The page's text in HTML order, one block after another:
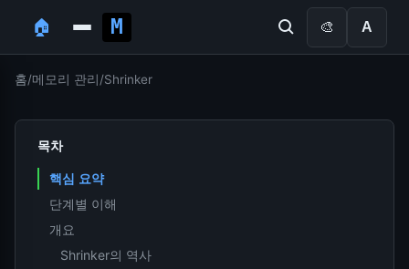
🏠 🎨 A
홈/메모리 관리/Shrinker
목차
핵심 요약
단계별 이해
개요
Shrinker의 역사